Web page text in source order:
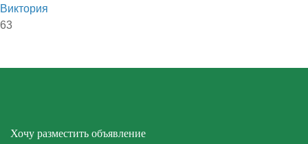
Виктория
63
Хочу разместить объявление